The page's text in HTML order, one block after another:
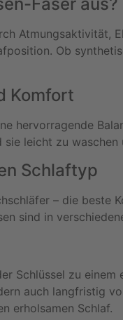
Atmungsaktivität,
Ob
Komfort
hervorragende
leicht zu
Schlaftyp
– die
sind in
Schlüssel zu
auch langfristig
erholsamen Schlaf.